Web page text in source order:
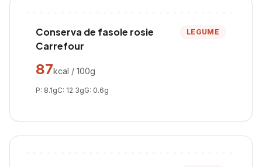
Conserva de fasole rosie
Carrefour
LEGUME
87kcal / 100g
P: 8.1gC: 12.3gG: 0.6g